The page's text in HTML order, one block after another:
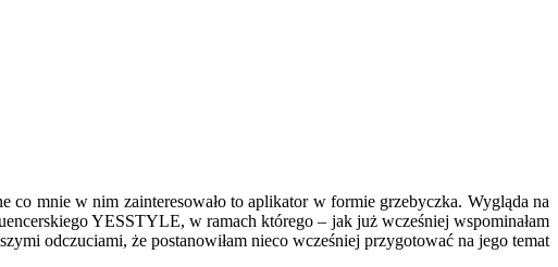
co mnie w nim zainteresowało to aplikator w formie grzebyczka. Wygląda na
YESSTYLE, w ramach którego – jak już wcześniej wspominałam
odczuciami, że postanowiłam nieco wcześniej przygotować na jego temat